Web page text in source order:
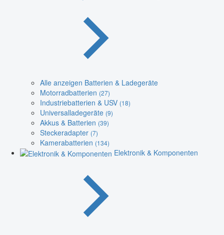
Alle anzeigen Batterien & Ladegeräte
Motorradbatterien (27)
Industriebatterien & USV (18)
Universalladegeräte (9)
Akkus & Batterien (39)
Steckeradapter (7)
Kamerabatterien (134)
Elektronik & Komponenten